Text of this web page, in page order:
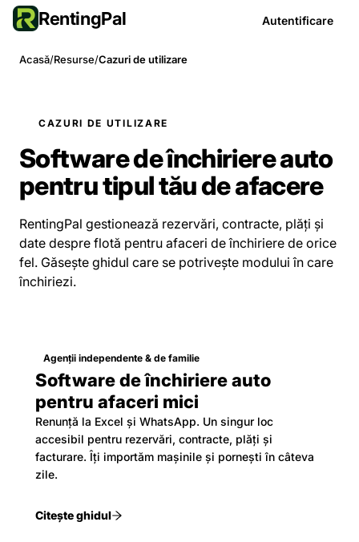
RentingPal Autentificare
Acasă/Resurse/Cazuri de utilizare
CAZURI DE UTILIZARE
Software de închiriere auto
pentru tipul tău de afacere
RentingPal gestionează rezervări, contracte, plăți și
date despre flotă pentru afaceri de închiriere de orice
fel. Găsește ghidul care se potrivește modului în care
închiriezi.
Agenții independente & de familie
Software de închiriere auto
pentru afaceri mici
Renunță la Excel și WhatsApp. Un singur loc
accesibil pentru rezervări, contracte, plăți și
facturare. Îți importăm mașinile și pornești în câteva
zile.
Citește ghidul